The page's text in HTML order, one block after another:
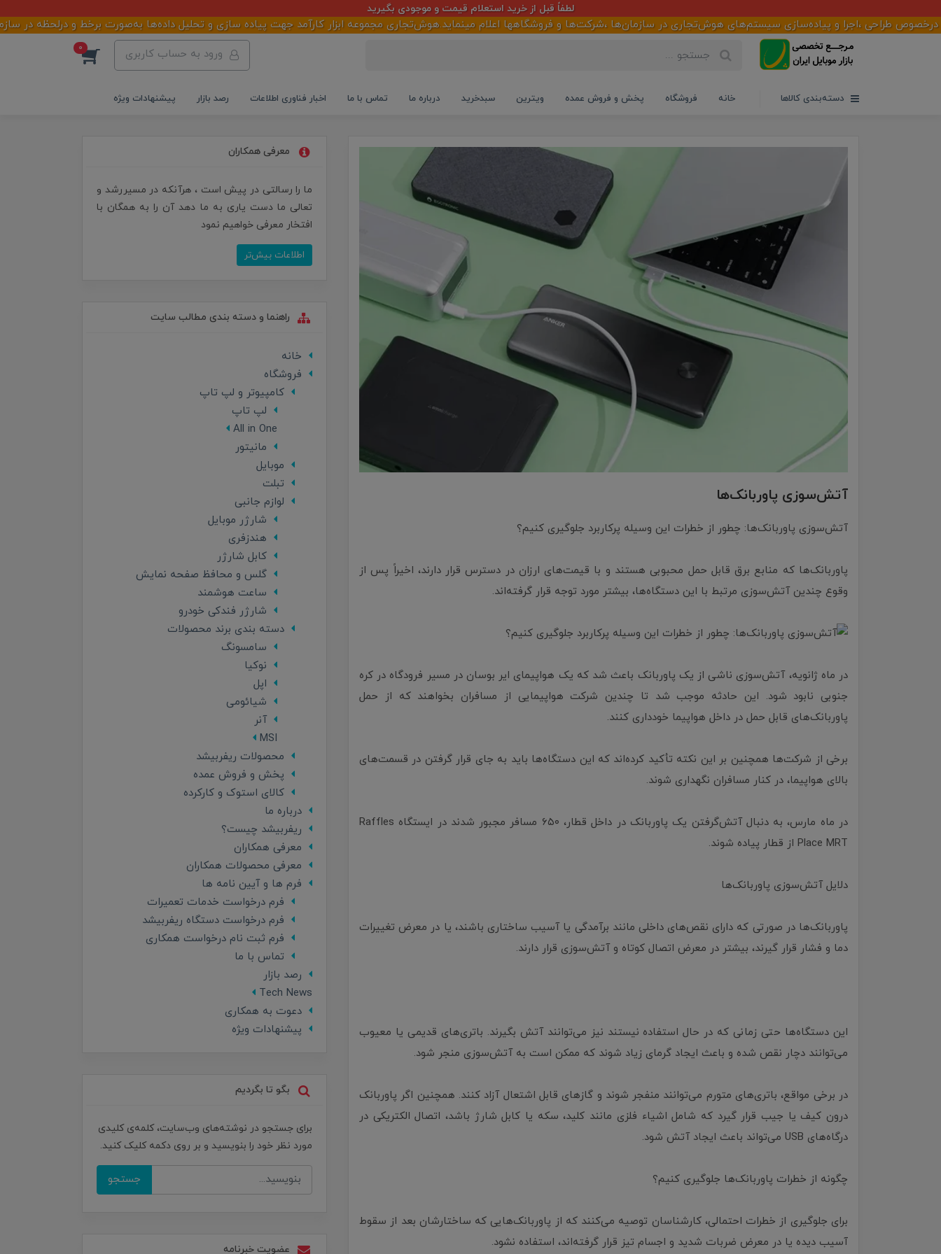
لطفاً قبل از خرید استعلام قیمت و موجودی بگیرید
طراحی ،اجرا و پیاده‌سازی سیستم‌های هوش‌تجاری در سازمان‌ها ،شرکت‌ها و فروشگاهها اعلام مینماید.هوش‌تجاری مجموعه ابزار کارآمد جهت پیاده سازی و تحلیل داده‌ها به‌صورت برخط و درلحظه در سازمان شما
ورود به حساب کاربری 0
دسته‌بندی کالاها خانه فروشگاه پخش و فروش عمده ویترین سبدخرید درباره ما تماس با ما اخبار فناوری اطلاعات رصد بازار پیشنهادات ویژه
آتش‌سوزی پاوربانک‌ها
آتش‌سوزی پاوربانک‌ها: چطور از خطرات این وسیله پرکاربرد جلوگیری کنیم؟
پاوربانک‌ها که منابع برق قابل حمل محبوبی هستند و با قیمت‌های ارزان در دسترس قرار دارند، اخیراً پس از
وقوع چندین آتش‌سوزی مرتبط با این دستگاه‌ها، بیشتر مورد توجه قرار گرفته‌اند.
در ماه ژانویه، آتش‌سوزی ناشی از یک پاوربانک باعث شد که یک هواپیمای ایر بوسان در مسیر فرودگاه در کره
جنوبی نابود شود. این حادثه موجب شد تا چندین شرکت هواپیمایی از مسافران بخواهند که از حمل
پاوربانک‌های قابل حمل در داخل هواپیما خودداری کنند.
برخی از شرکت‌ها همچنین بر این نکته تأکید کرده‌اند که این دستگاه‌ها باید به جای قرار گرفتن در قسمت‌های
بالای هواپیما، در کنار مسافران نگهداری شوند.
در ماه مارس، به دنبال آتش‌گرفتن یک پاوربانک در داخل قطار، ۶۵۰ مسافر مجبور شدند در ایستگاه Raffles
Place MRT از قطار پیاده شوند.
دلایل آتش‌سوزی پاوربانک‌ها
پاوربانک‌ها در صورتی که دارای نقص‌های داخلی مانند برآمدگی یا آسیب ساختاری باشند، یا در معرض تغییرات
دما و فشار قرار گیرند، بیشتر در معرض اتصال کوتاه و آتش‌سوزی قرار دارند.
این دستگاه‌ها حتی زمانی که در حال استفاده نیستند نیز می‌توانند آتش بگیرند. باتری‌های قدیمی یا معیوب
می‌توانند دچار نقص شده و باعث ایجاد گرمای زیاد شوند که ممکن است به آتش‌سوزی منجر شود.
در برخی مواقع، باتری‌های متورم می‌توانند منفجر شوند و گازهای قابل اشتعال آزاد کنند. همچنین اگر پاوربانک
درون کیف یا جیب قرار گیرد که شامل اشیاء فلزی مانند کلید، سکه یا کابل شارژ باشد، اتصال الکتریکی در
درگاه‌های USB می‌تواند باعث ایجاد آتش شود.
چگونه از خطرات پاوربانک‌ها جلوگیری کنیم؟
برای جلوگیری از خطرات احتمالی، کارشناسان توصیه می‌کنند که از پاوربانک‌هایی که ساختارشان بعد از سقوط
آسیب دیده یا در معرض ضربات شدید و اجسام تیز قرار گرفته‌اند، استفاده نشود.
معرفی همکاران
ما را رسالتی در پیش است ، هرآنکه در مسیررشد و
تعالی ما دست یاری به ما دهد آن را به همگان با
افتخار معرفی خواهیم نمود
اطلاعات بیش‌تر
راهنما و دسته بندی مطالب سایت
خانه
فروشگاه
کامپیوتر و لپ تاپ
لپ تاپ
All in One
مانیتور
موبایل
تبلت
لوازم جانبی
شارژر موبایل
هندزفری
کابل شارژر
گلس و محافظ صفحه نمایش
ساعت هوشمند
شارژر فندکی خودرو
دسته بندی برند محصولات
سامسونگ
نوکیا
اپل
شیائومی
آنر
MSI
محصولات ریفربیشد
پخش و فروش عمده
کالای استوک و کارکرده
درباره ما
ریفربیشد چیست؟
معرفی همکاران
معرفی محصولات همکاران
فرم ها و آیین نامه ها
فرم درخواست خدمات تعمیرات
فرم درخواست دستگاه ریفربیشد
فرم ثبت نام درخواست همکاری
تماس با ما
رصد بازار
Tech News
دعوت به همکاری
پیشنهادات ویژه
بگو تا بگردیم
برای جستجو در نوشته‌های وب‌سایت، کلمه‌ی کلیدی
مورد نظر خود را بنویسید و بر روی دکمه کلیک کنید.
جستجو
عضویت خبرنامه